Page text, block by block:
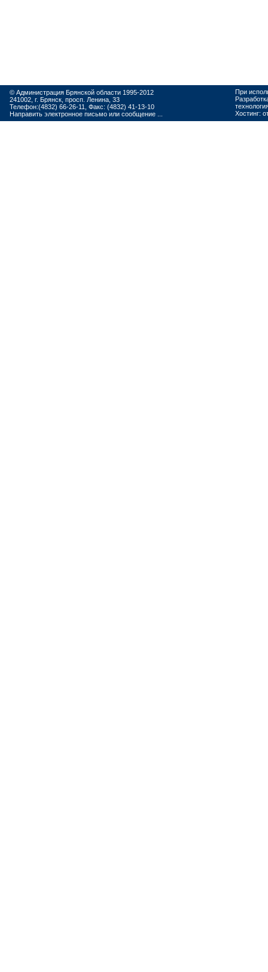
© Администрация Брянской области 1995-2012
241002, г. Брянск, просп. Ленина, 33
Телефон:(4832) 66-26-11, Факс: (4832) 41-13-10
Направить электронное письмо или сообщение ...
При
Хостинг: